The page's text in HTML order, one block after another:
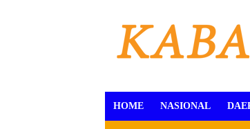
HOME NASIONAL